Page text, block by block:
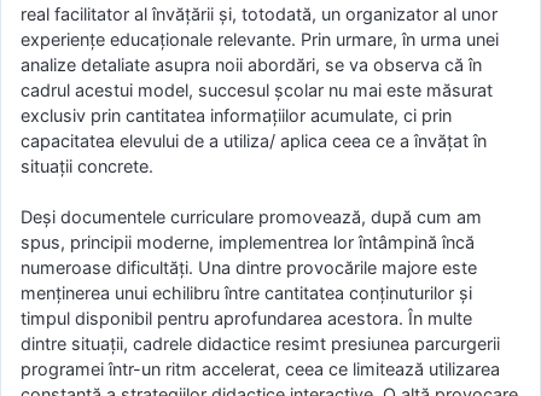
real facilitator al învățării și, totodată, un organizator al unor
experiențe educaționale relevante. Prin urmare, în urma unei
analize detaliate asupra noii abordări, se va observa că în
cadrul acestui model, succesul școlar nu mai este măsurat
exclusiv prin cantitatea informațiilor acumulate, ci prin
capacitatea elevului de a utiliza/ aplica ceea ce a învățat în
situații concrete.
Deși documentele curriculare promovează, după cum am
spus, principii moderne, implementrea lor întâmpină încă
numeroase dificultăți. Una dintre provocările majore este
menținerea unui echilibru între cantitatea conținuturilor și
timpul disponibil pentru aprofundarea acestora. În multe
dintre situații, cadrele didactice resimt presiunea parcurgerii
programei într-un ritm accelerat, ceea ce limitează utilizarea